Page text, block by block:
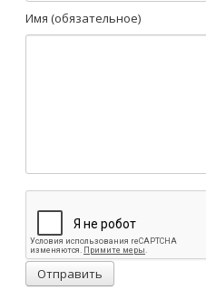
Имя (обязательное)
Отправить